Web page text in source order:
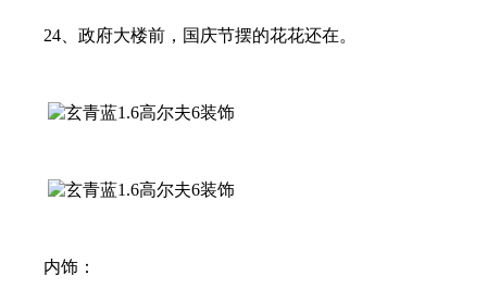
24、政府大楼前，国庆节摆的花花还在。
内饰：